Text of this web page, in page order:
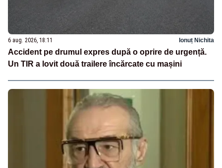
6 aug. 2026, 18:11 Ionuț Nichita
Accident pe drumul expres după o oprire de urgență.
Un TIR a lovit două trailere încărcate cu mașini